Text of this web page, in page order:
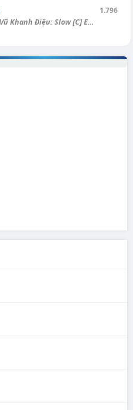
♪ Hợp âm theo giọng: Vũ Khanh Điệu: Slow [C] Em gối đầu sương [Em] xuống...
1.796